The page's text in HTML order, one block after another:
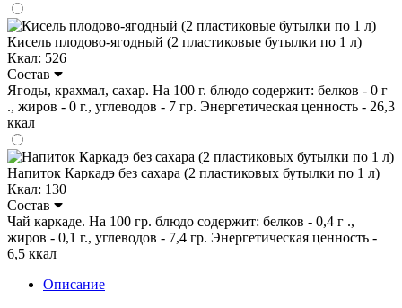
Кисель плодово-ягодный (2 пластиковые бутылки по 1 л)
Ккал: 526
Состав
Ягоды, крахмал, сахар. На 100 г. блюдо содержит: белков - 0 г
., жиров - 0 г., углеводов - 7 гр. Энергетическая ценность - 26,3
ккал
Напиток Каркадэ без сахара (2 пластиковых бутылки по 1 л)
Ккал: 130
Состав
Чай каркаде. На 100 гр. блюдо содержит: белков - 0,4 г .,
жиров - 0,1 г., углеводов - 7,4 гр. Энергетическая ценность -
6,5 ккал
Описание